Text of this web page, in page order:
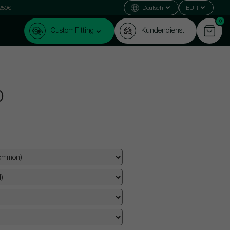
Deutsch EUR
Custom Fitting Kundendienst
0